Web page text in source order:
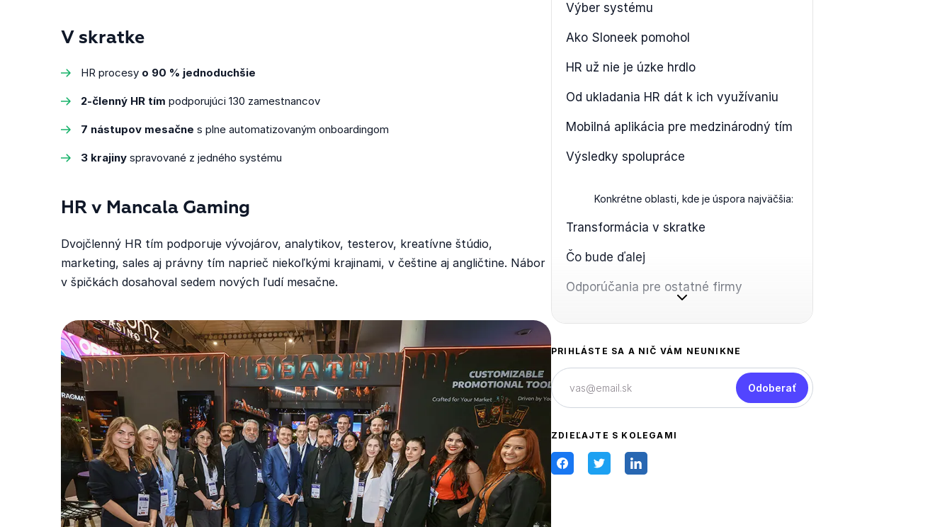
V skratke
HR procesy o 90 % jednoduchšie
2-členný HR tím podporujúci 130 zamestnancov
7 nástupov mesačne s plne automatizovaným onboardingom
3 krajiny spravované z jedného systému
HR v Mancala Gaming
Dvojčlenný HR tím podporuje vývojárov, analytikov, testerov, kreatívne štúdio,
marketing, sales aj právny tím naprieč niekoľkými krajinami, v češtine aj angličtine. Nábor
v špičkách dosahoval sedem nových ľudí mesačne.
Výber systému
Ako Sloneek pomohol
HR už nie je úzke hrdlo
Od ukladania HR dát k ich využívaniu
Mobilná aplikácia pre medzinárodný tím
Výsledky spolupráce
Konkrétne oblasti, kde je úspora najväčšia:
Transformácia v skratke
Čo bude ďalej
Odporúčania pre ostatné firmy
PRIHLÁSTE SA A NIČ VÁM NEUNIKNE
Odoberať
ZDIEĽAJTE S KOLEGAMI